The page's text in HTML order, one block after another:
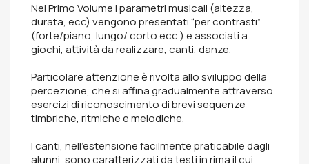
Nel Primo Volume i parametri musicali (altezza,
durata, ecc) vengono presentati “per contrasti”
(forte/piano, lungo/ corto ecc.) e associati a
giochi, attività da realizzare, canti, danze.
Particolare attenzione è rivolta allo sviluppo della
percezione, che si affina gradualmente attraverso
esercizi di riconoscimento di brevi sequenze
timbriche, ritmiche e melodiche.
I canti, nell'estensione facilmente praticabile dagli
alunni, sono caratterizzati da testi in rima il cui